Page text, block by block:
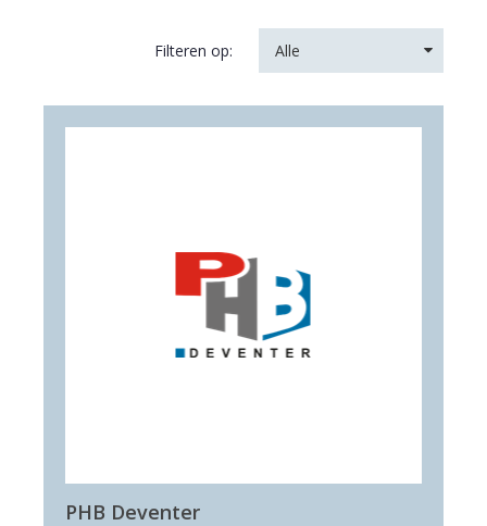
Filteren op: Alle
PHB Deventer